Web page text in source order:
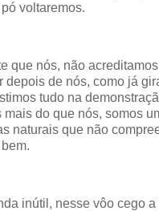
voltaremos.
que nós, não
depois de nós, como já
tudo na
mais do que nós, somos
naturais que não
inútil, nesse vôo cego a